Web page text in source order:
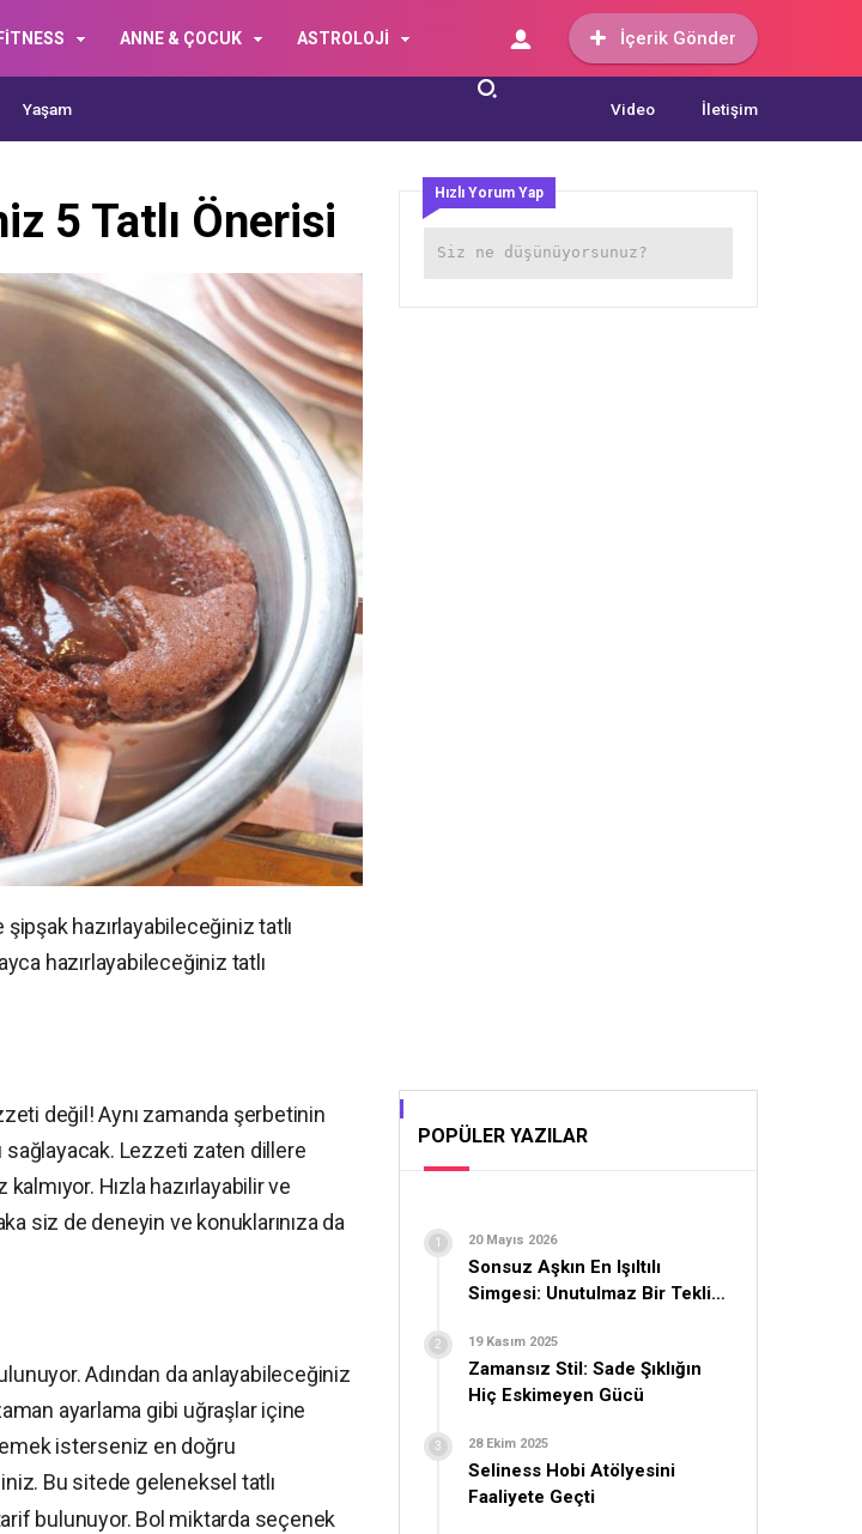
ANNE & ÇOCUK ASTROLOJİ İçerik Gönder
Yaşam Video İletişim
5 Tatlı Önerisi
hazırlayabileceğiniz tatlı
hazırlayabileceğiniz tatlı
değil! Aynı zamanda şerbetinin
sağlayacak. Lezzeti zaten dillere
Hızla hazırlayabilir ve
siz de deneyin ve konuklarınıza da
Adından da anlayabileceğiniz
ayarlama gibi uğraşlar içine
isterseniz en doğru
Bu sitede geleneksel tatlı
bulunuyor. Bol miktarda seçenek
Hızlı Yorum Yap
POPÜLER YAZILAR
20 Mayıs 2026
Sonsuz Aşkın En Işıltılı
Simgesi: Unutulmaz Bir Teklif
19 Kasım 2025
Zamansız Stil: Sade Şıklığın
Hiç Eskimeyen Gücü
28 Ekim 2025
Seliness Hobi Atölyesini
Faaliyete Geçti